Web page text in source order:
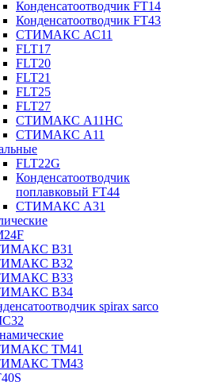
Конденсатоотводчик FT14
Конденсатоотводчик FT43
СТИМАКС АС11
FLT17
FLT20
FLT21
FLT25
FLT27
СТИМАКС А11HC
СТИМАКС А11
FLT22G
Конденсатоотводчик
поплавковый FT44
СТИМАКС А31
B31
В32
В33
B34
spirax sarco
ТМ41
ТМ43